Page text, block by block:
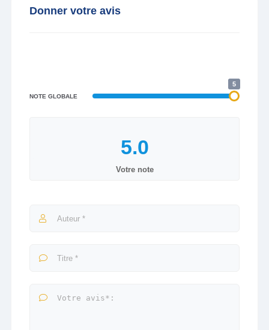
Donner votre avis
NOTE GLOBALE
5
Votre note